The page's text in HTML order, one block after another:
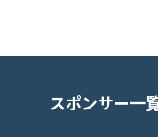
スポンサー一